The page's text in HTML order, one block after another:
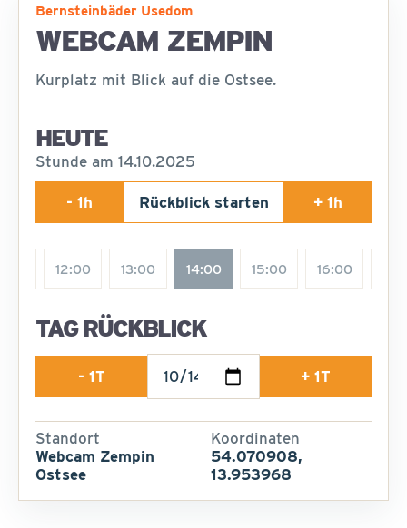
Bernsteinbäder Usedom
WEBCAM ZEMPIN
Kurplatz mit Blick auf die Ostsee.
HEUTE
Stunde am 14.10.2025
- 1h Rückblick starten + 1h
12:00 13:00 14:00 15:00 16:00
TAG RÜCKBLICK
- 1T + 1T
Standort
Webcam Zempin
Ostsee
Koordinaten
54.070908,
13.953968